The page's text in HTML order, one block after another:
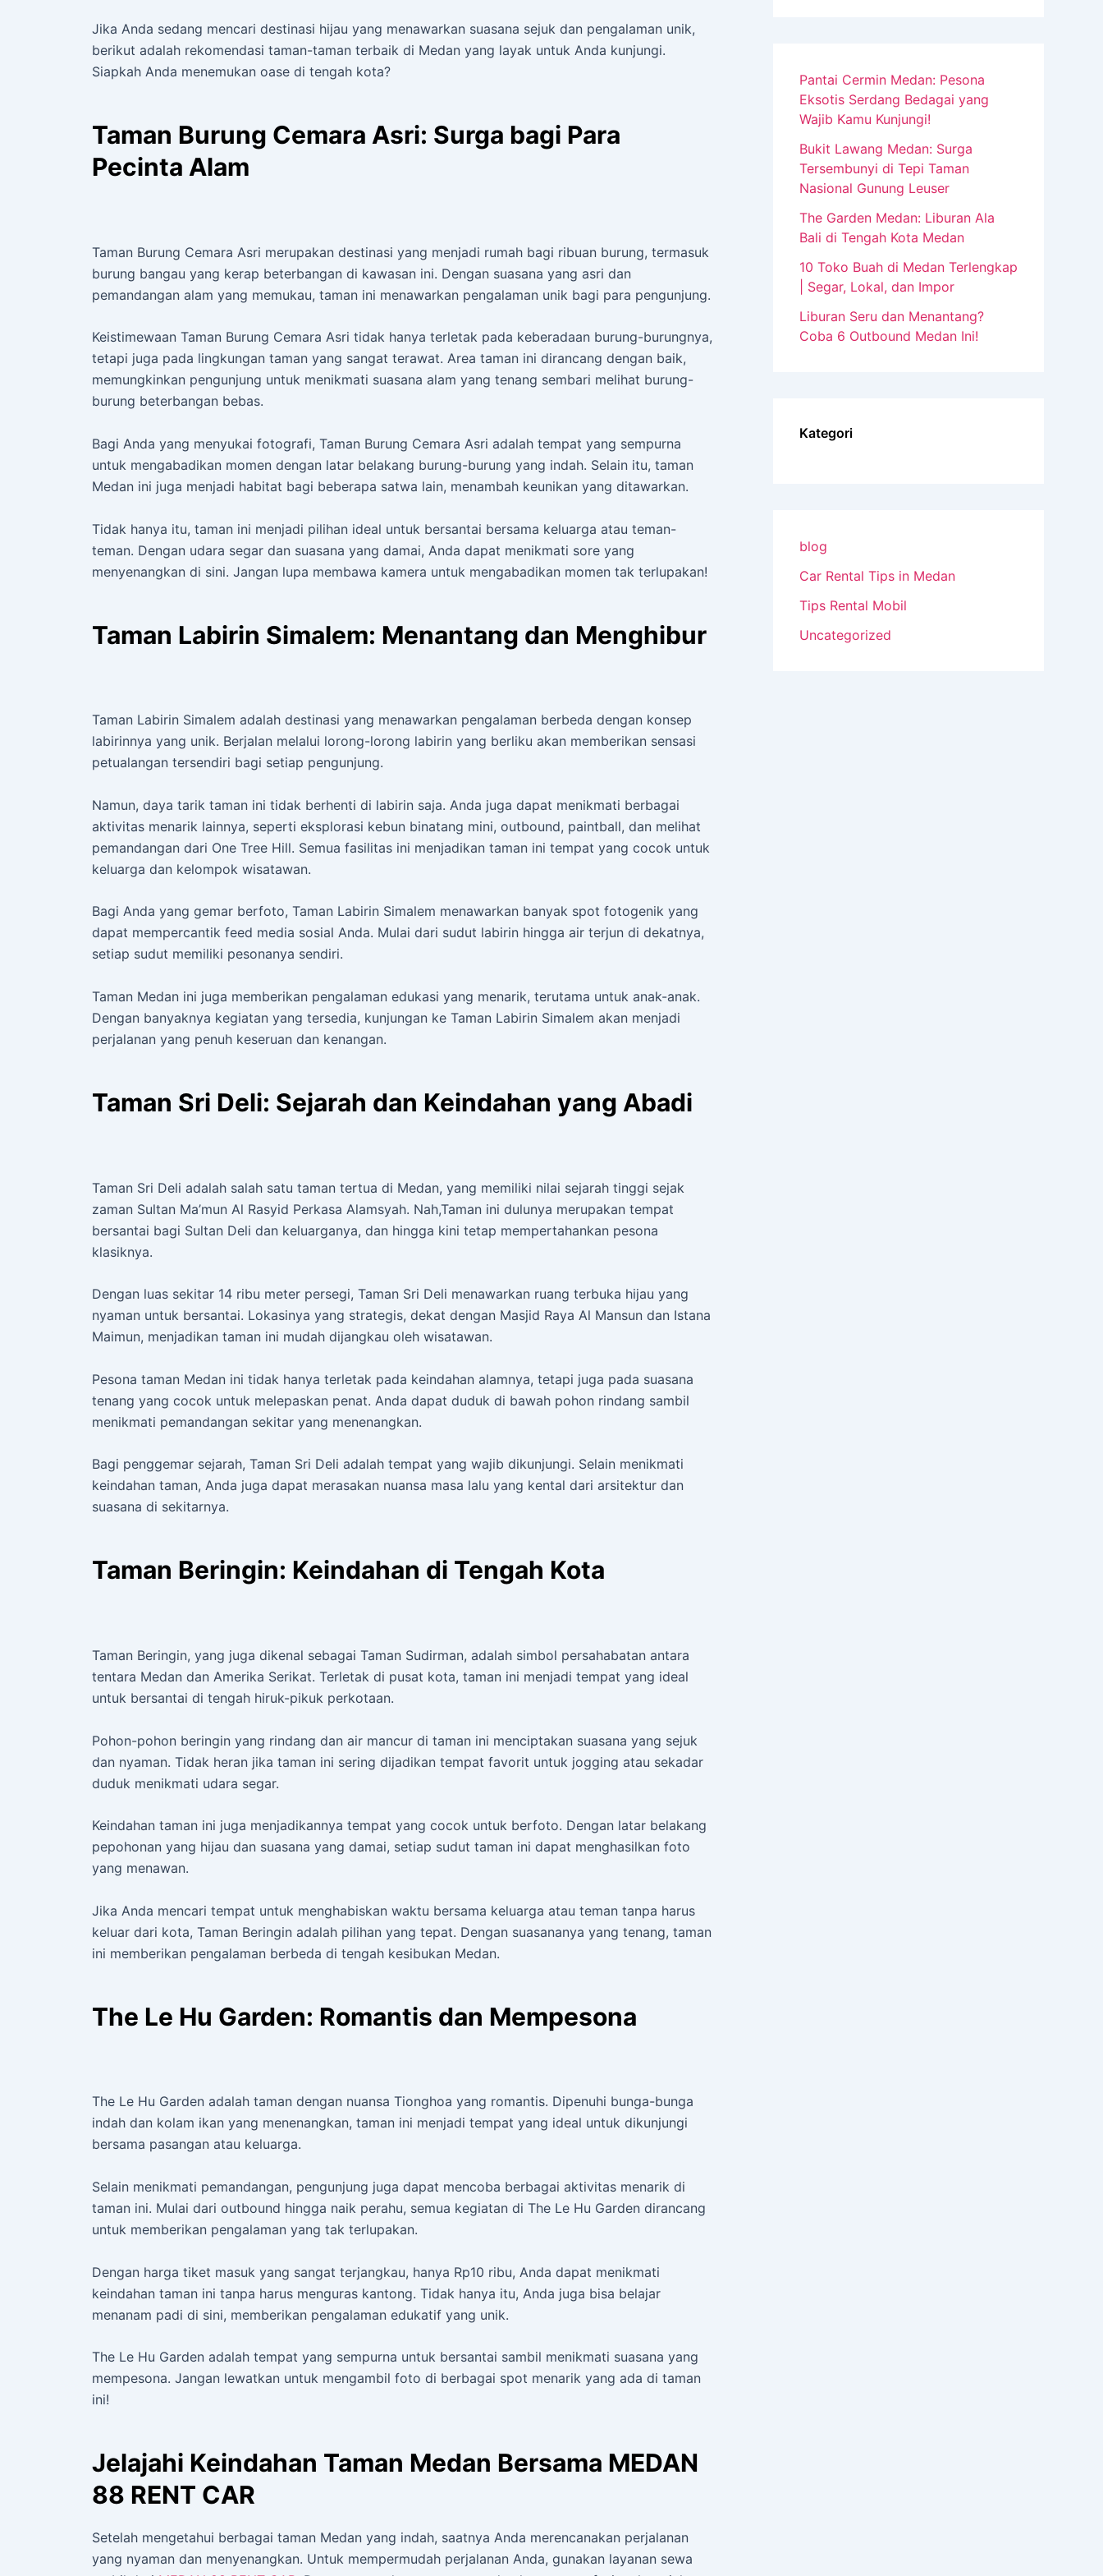
Jika Anda sedang mencari destinasi hijau yang menawarkan suasana sejuk dan pengalaman unik,
berikut adalah rekomendasi taman-taman terbaik di Medan yang layak untuk Anda kunjungi.
Siapkah Anda menemukan oase di tengah kota?
Taman Burung Cemara Asri: Surga bagi Para
Pecinta Alam
Taman Burung Cemara Asri merupakan destinasi yang menjadi rumah bagi ribuan burung, termasuk
burung bangau yang kerap beterbangan di kawasan ini. Dengan suasana yang asri dan
pemandangan alam yang memukau, taman ini menawarkan pengalaman unik bagi para pengunjung.
Keistimewaan Taman Burung Cemara Asri tidak hanya terletak pada keberadaan burung-burungnya,
tetapi juga pada lingkungan taman yang sangat terawat. Area taman ini dirancang dengan baik,
memungkinkan pengunjung untuk menikmati suasana alam yang tenang sembari melihat burung-
burung beterbangan bebas.
Bagi Anda yang menyukai fotografi, Taman Burung Cemara Asri adalah tempat yang sempurna
untuk mengabadikan momen dengan latar belakang burung-burung yang indah. Selain itu, taman
Medan ini juga menjadi habitat bagi beberapa satwa lain, menambah keunikan yang ditawarkan.
Tidak hanya itu, taman ini menjadi pilihan ideal untuk bersantai bersama keluarga atau teman-
teman. Dengan udara segar dan suasana yang damai, Anda dapat menikmati sore yang
menyenangkan di sini. Jangan lupa membawa kamera untuk mengabadikan momen tak terlupakan!
Taman Labirin Simalem: Menantang dan Menghibur
Taman Labirin Simalem adalah destinasi yang menawarkan pengalaman berbeda dengan konsep
labirinnya yang unik. Berjalan melalui lorong-lorong labirin yang berliku akan memberikan sensasi
petualangan tersendiri bagi setiap pengunjung.
Namun, daya tarik taman ini tidak berhenti di labirin saja. Anda juga dapat menikmati berbagai
aktivitas menarik lainnya, seperti eksplorasi kebun binatang mini, outbound, paintball, dan melihat
pemandangan dari One Tree Hill. Semua fasilitas ini menjadikan taman ini tempat yang cocok untuk
keluarga dan kelompok wisatawan.
Bagi Anda yang gemar berfoto, Taman Labirin Simalem menawarkan banyak spot fotogenik yang
dapat mempercantik feed media sosial Anda. Mulai dari sudut labirin hingga air terjun di dekatnya,
setiap sudut memiliki pesonanya sendiri.
Taman Medan ini juga memberikan pengalaman edukasi yang menarik, terutama untuk anak-anak.
Dengan banyaknya kegiatan yang tersedia, kunjungan ke Taman Labirin Simalem akan menjadi
perjalanan yang penuh keseruan dan kenangan.
Taman Sri Deli: Sejarah dan Keindahan yang Abadi
Taman Sri Deli adalah salah satu taman tertua di Medan, yang memiliki nilai sejarah tinggi sejak
zaman Sultan Ma’mun Al Rasyid Perkasa Alamsyah. Nah,Taman ini dulunya merupakan tempat
bersantai bagi Sultan Deli dan keluarganya, dan hingga kini tetap mempertahankan pesona
klasiknya.
Dengan luas sekitar 14 ribu meter persegi, Taman Sri Deli menawarkan ruang terbuka hijau yang
nyaman untuk bersantai. Lokasinya yang strategis, dekat dengan Masjid Raya Al Mansun dan Istana
Maimun, menjadikan taman ini mudah dijangkau oleh wisatawan.
Pesona taman Medan ini tidak hanya terletak pada keindahan alamnya, tetapi juga pada suasana
tenang yang cocok untuk melepaskan penat. Anda dapat duduk di bawah pohon rindang sambil
menikmati pemandangan sekitar yang menenangkan.
Bagi penggemar sejarah, Taman Sri Deli adalah tempat yang wajib dikunjungi. Selain menikmati
keindahan taman, Anda juga dapat merasakan nuansa masa lalu yang kental dari arsitektur dan
suasana di sekitarnya.
Taman Beringin: Keindahan di Tengah Kota
Taman Beringin, yang juga dikenal sebagai Taman Sudirman, adalah simbol persahabatan antara
tentara Medan dan Amerika Serikat. Terletak di pusat kota, taman ini menjadi tempat yang ideal
untuk bersantai di tengah hiruk-pikuk perkotaan.
Pohon-pohon beringin yang rindang dan air mancur di taman ini menciptakan suasana yang sejuk
dan nyaman. Tidak heran jika taman ini sering dijadikan tempat favorit untuk jogging atau sekadar
duduk menikmati udara segar.
Keindahan taman ini juga menjadikannya tempat yang cocok untuk berfoto. Dengan latar belakang
pepohonan yang hijau dan suasana yang damai, setiap sudut taman ini dapat menghasilkan foto
yang menawan.
Jika Anda mencari tempat untuk menghabiskan waktu bersama keluarga atau teman tanpa harus
keluar dari kota, Taman Beringin adalah pilihan yang tepat. Dengan suasananya yang tenang, taman
ini memberikan pengalaman berbeda di tengah kesibukan Medan.
The Le Hu Garden: Romantis dan Mempesona
The Le Hu Garden adalah taman dengan nuansa Tionghoa yang romantis. Dipenuhi bunga-bunga
indah dan kolam ikan yang menenangkan, taman ini menjadi tempat yang ideal untuk dikunjungi
bersama pasangan atau keluarga.
Selain menikmati pemandangan, pengunjung juga dapat mencoba berbagai aktivitas menarik di
taman ini. Mulai dari outbound hingga naik perahu, semua kegiatan di The Le Hu Garden dirancang
untuk memberikan pengalaman yang tak terlupakan.
Dengan harga tiket masuk yang sangat terjangkau, hanya Rp10 ribu, Anda dapat menikmati
keindahan taman ini tanpa harus menguras kantong. Tidak hanya itu, Anda juga bisa belajar
menanam padi di sini, memberikan pengalaman edukatif yang unik.
The Le Hu Garden adalah tempat yang sempurna untuk bersantai sambil menikmati suasana yang
mempesona. Jangan lewatkan untuk mengambil foto di berbagai spot menarik yang ada di taman
ini!
Jelajahi Keindahan Taman Medan Bersama MEDAN
88 RENT CAR
Setelah mengetahui berbagai taman Medan yang indah, saatnya Anda merencanakan perjalanan
yang nyaman dan menyenangkan. Untuk mempermudah perjalanan Anda, gunakan layanan sewa
Pantai Cermin Medan: Pesona
Eksotis Serdang Bedagai yang
Wajib Kamu Kunjungi!
Bukit Lawang Medan: Surga
Tersembunyi di Tepi Taman
Nasional Gunung Leuser
The Garden Medan: Liburan Ala
Bali di Tengah Kota Medan
10 Toko Buah di Medan Terlengkap
| Segar, Lokal, dan Impor
Liburan Seru dan Menantang?
Coba 6 Outbound Medan Ini!
Kategori
blog
Car Rental Tips in Medan
Tips Rental Mobil
Uncategorized